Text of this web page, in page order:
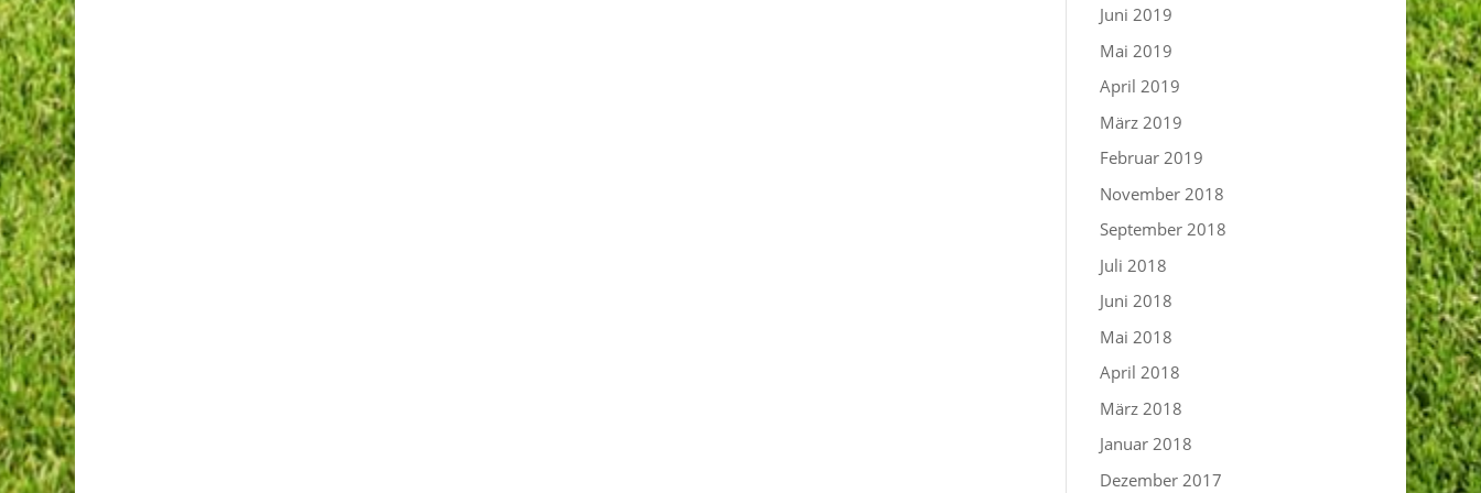
Juni 2019
Mai 2019
April 2019
März 2019
Februar 2019
November 2018
September 2018
Juli 2018
Juni 2018
Mai 2018
April 2018
März 2018
Januar 2018
Dezember 2017